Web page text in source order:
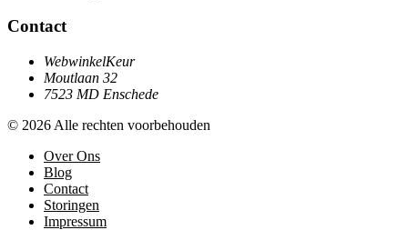
Contact
WebwinkelKeur
Moutlaan 32
7523 MD Enschede
© 2026 Alle rechten voorbehouden
Over Ons
Blog
Contact
Storingen
Impressum